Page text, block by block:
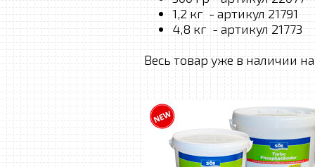
1,2 кг - артикул 21791
4,8 кг - артикул 21773
Весь товар уже в наличии